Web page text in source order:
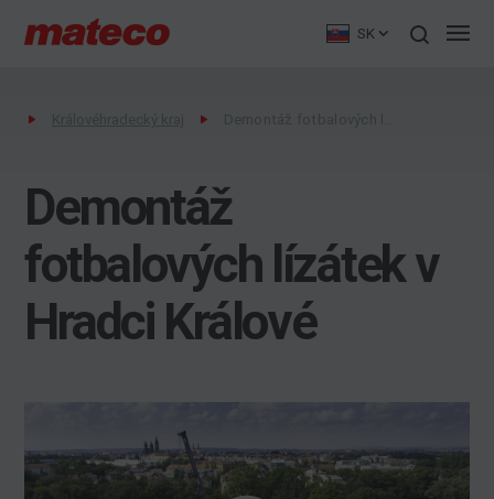
SK
Demontáž
fotbalových lízátek v
Hradci Králové